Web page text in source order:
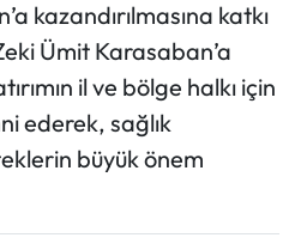
kazandırılmasına katkı
Ümit Karasaban’a
il ve bölge halkı için
ederek, sağlık
büyük önem